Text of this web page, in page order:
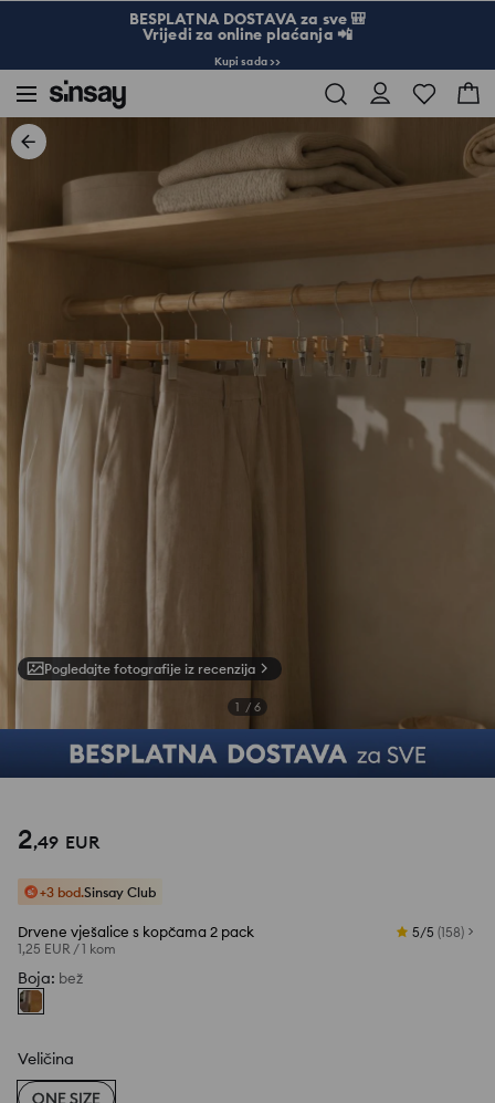
BESPLATNA DOSTAVA za sve 🎒
Vrijedi za online plaćanja 📲
Kupi sada >>
Pogledajte fotografije iz recenzija
1 / 6
2,49 EUR
+3 bod.Sinsay Club
Drvene vješalice s kopčama 2 pack
1,25 EUR /1 kom
5/5 (158)
Boja: bež
Veličina
ONE SIZE